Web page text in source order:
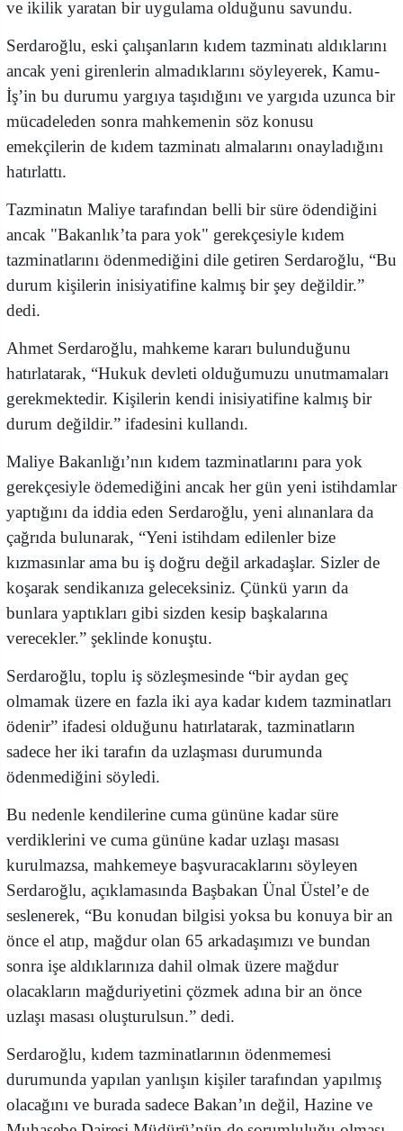
ve ikilik yaratan bir uygulama olduğunu savundu.
Serdaroğlu, eski çalışanların kıdem tazminatı aldıklarını
ancak yeni girenlerin almadıklarını söyleyerek, Kamu-
İş’in bu durumu yargıya taşıdığını ve yargıda uzunca bir
mücadeleden sonra mahkemenin söz konusu
emekçilerin de kıdem tazminatı almalarını onayladığını
hatırlattı.
Tazminatın Maliye tarafından belli bir süre ödendiğini
ancak "Bakanlık’ta para yok" gerekçesiyle kıdem
tazminatlarını ödenmediğini dile getiren Serdaroğlu, “Bu
durum kişilerin inisiyatifine kalmış bir şey değildir.”
dedi.
Ahmet Serdaroğlu, mahkeme kararı bulunduğunu
hatırlatarak, “Hukuk devleti olduğumuzu unutmamaları
gerekmektedir. Kişilerin kendi inisiyatifine kalmış bir
durum değildir.” ifadesini kullandı.
Maliye Bakanlığı’nın kıdem tazminatlarını para yok
gerekçesiyle ödemediğini ancak her gün yeni istihdamlar
yaptığını da iddia eden Serdaroğlu, yeni alınanlara da
çağrıda bulunarak, “Yeni istihdam edilenler bize
kızmasınlar ama bu iş doğru değil arkadaşlar. Sizler de
koşarak sendikanıza geleceksiniz. Çünkü yarın da
bunlara yaptıkları gibi sizden kesip başkalarına
verecekler.” şeklinde konuştu.
Serdaroğlu, toplu iş sözleşmesinde “bir aydan geç
olmamak üzere en fazla iki aya kadar kıdem tazminatları
ödenir” ifadesi olduğunu hatırlatarak, tazminatların
sadece her iki tarafın da uzlaşması durumunda
ödenmediğini söyledi.
Bu nedenle kendilerine cuma gününe kadar süre
verdiklerini ve cuma gününe kadar uzlaşı masası
kurulmazsa, mahkemeye başvuracaklarını söyleyen
Serdaroğlu, açıklamasında Başbakan Ünal Üstel’e de
seslenerek, “Bu konudan bilgisi yoksa bu konuya bir an
önce el atıp, mağdur olan 65 arkadaşımızı ve bundan
sonra işe aldıklarınıza dahil olmak üzere mağdur
olacakların mağduriyetini çözmek adına bir an önce
uzlaşı masası oluşturulsun.” dedi.
Serdaroğlu, kıdem tazminatlarının ödenmemesi
durumunda yapılan yanlışın kişiler tarafından yapılmış
olacağını ve burada sadece Bakan’ın değil, Hazine ve